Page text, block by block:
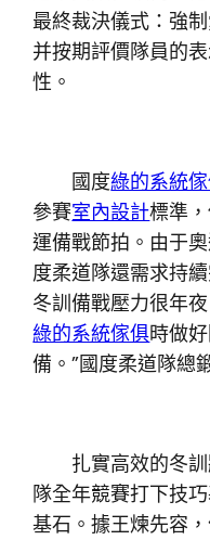
最終裁決儀式：強
并按期評價隊員的
性。
國度綠的系統
參賽室內設計標準
運備戰節拍。由于
度柔道隊還需求持
冬訓備戰壓力很年
綠的系統傢俱時做
備。”國度柔道隊總
扎實高效的冬訓
隊全年競賽打下技
基石。據王煉先容